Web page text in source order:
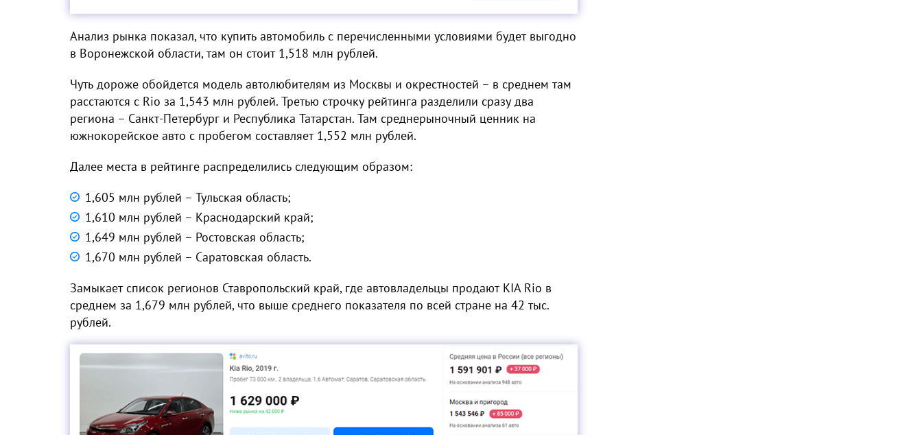
Анализ рынка показал, что купить автомобиль с перечисленными условиями будет выгодно
в Воронежской области, там он стоит 1,518 млн рублей.
Чуть дороже обойдется модель автолюбителям из Москвы и окрестностей – в среднем там
расстаются с Rio за 1,543 млн рублей. Третью строчку рейтинга разделили сразу два
региона – Санкт-Петербург и Республика Татарстан. Там среднерыночный ценник на
южнокорейское авто с пробегом составляет 1,552 млн рублей.
Далее места в рейтинге распределились следующим образом:
1,605 млн рублей – Тульская область;
1,610 млн рублей – Краснодарский край;
1,649 млн рублей – Ростовская область;
1,670 млн рублей – Саратовская область.
Замыкает список регионов Ставропольский край, где автовладельцы продают KIA Rio в
среднем за 1,679 млн рублей, что выше среднего показателя по всей стране на 42 тыс.
рублей.